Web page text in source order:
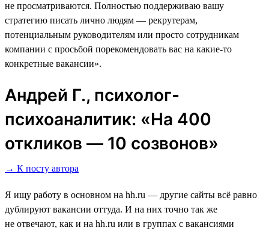
не просматриваются. Полностью поддерживаю вашу
стратегию писать лично людям ― рекрутерам,
потенциальным руководителям или просто сотрудникам
компании с просьбой порекомендовать вас на какие-то
конкретные вакансии».
Андрей Г., психолог-
психоаналитик: «На 400
откликов ― 10 созвонов»
→ К посту автора
Я ищу работу в основном на hh.ru ― другие сайты всё равно
дублируют вакансии оттуда. И на них точно так же
не отвечают, как и на hh.ru или в группах с вакансиями